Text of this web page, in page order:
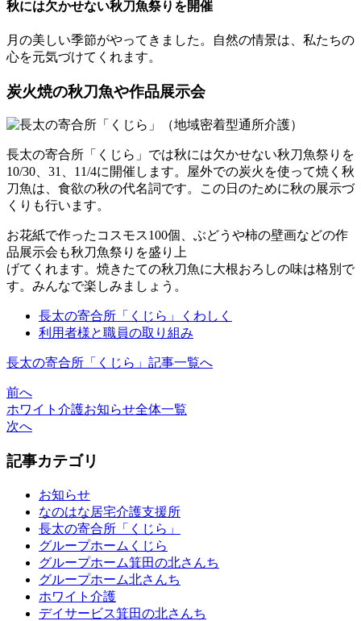
秋には欠かせない秋刀魚祭りを開催
月の美しい季節がやってきました。自然の情景は、私たちの
心を元気づけてくれます。
炭火焼の秋刀魚や作品展示会
長太の寄合所「くじら」では秋には欠かせない秋刀魚祭りを
10/30、31、11/4に開催します。屋外での炭火を使って焼く秋
刀魚は、食欲の秋の代名詞です。この日のために秋の展示づ
くりも行います。
お花紙で作ったコスモス100個、ぶどうや柿の壁画などの作
品展示会も秋刀魚祭りを盛り上
げてくれます。焼きたての秋刀魚に大根おろしの味は格別で
す。みんなで楽しみましょう。
長太の寄合所「くじら」くわしく
利用者様と職員の取り組み
長太の寄合所「くじら」記事一覧へ
前へ
ホワイト介護お知らせ全体一覧
次へ
記事カテゴリ
お知らせ
なのはな居宅介護支援所
長太の寄合所「くじら」
グループホームくじら
グループホーム箕田の北さんち
グループホーム北さんち
ホワイト介護
デイサービス箕田の北さんち